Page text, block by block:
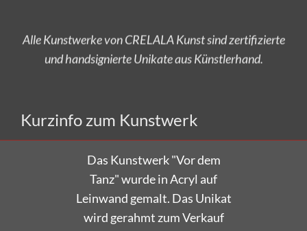
Versandkostenfrei bestellen!
Das Kunstwerk "Vor dem
Tanz"wurde in Acryl auf
Leinwand gemalt.Das Unikat
wird gerahmt zum Verkauf
angeboten.Das Außenmaß